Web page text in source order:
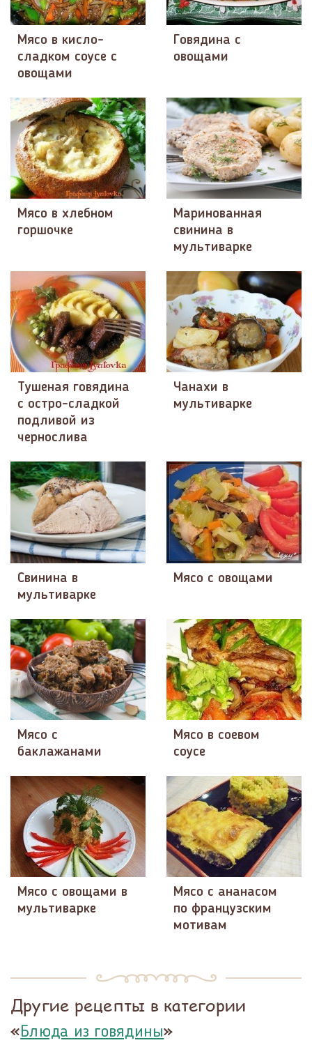
Мясо в кисло-
сладком соусе с
овощами
Говядина с
овощами
Мясо в хлебном
горшочке
Маринованная
свинина в
мультиварке
Тушеная говядина
с остро-сладкой
подливой из
чернослива
Чанахи в
мультиварке
Свинина в
мультиварке
Мясо с овощами
Мясо с
баклажанами
Мясо в соевом
соусе
Мясо с овощами в
мультиварке
Мясо с ананасом
по французским
мотивам
Другие рецепты в категории
«Блюда из говядины»